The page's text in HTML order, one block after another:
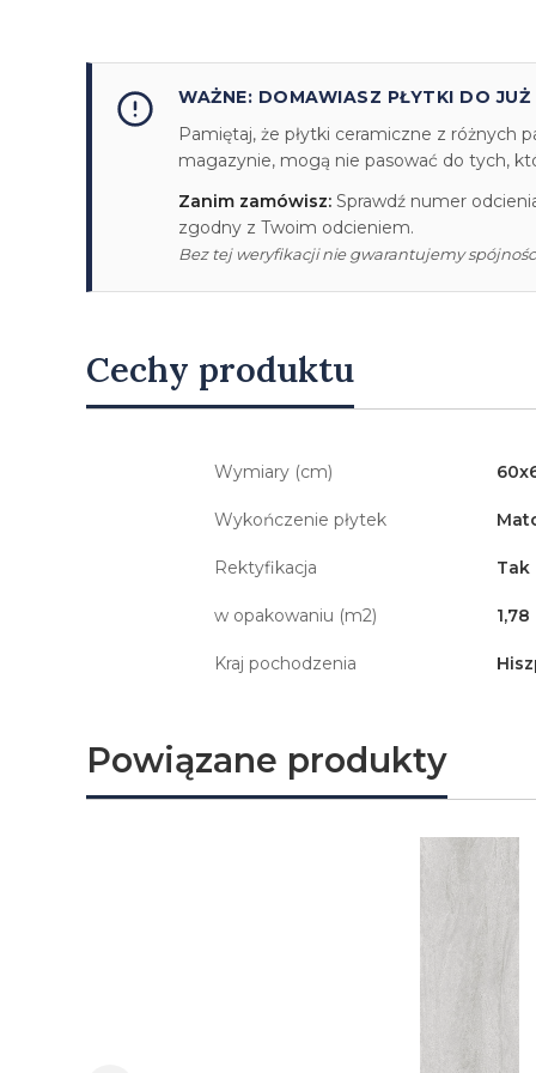
WAŻNE: DOMAWIASZ PŁYTKI DO
Pamiętaj, że płytki ceramiczne z różnych
magazynie, mogą nie pasować do tych,
Zanim zamówisz: Sprawdź numer
zgodny z Twoim odcieniem.
Bez tej weryfikacji nie gwarantujemy
Cechy produktu
Wymiary (cm)
Wykończenie płytek
Rektyfikacja Tak
w opakowaniu (m2) 1,78
Kraj pochodzenia
Powiązane produkty